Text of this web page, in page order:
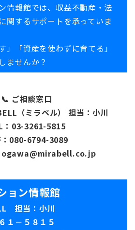
情報館では、収益不動産・法
関するサポートを承っていま
」「資産を使わずに育てる」
ませんか？
📞 ご相談窓口
（ミラベル） 担当：小川
：03-3261-5815
080-6794-3089
ョン情報館
担当：小川
１－５８１５